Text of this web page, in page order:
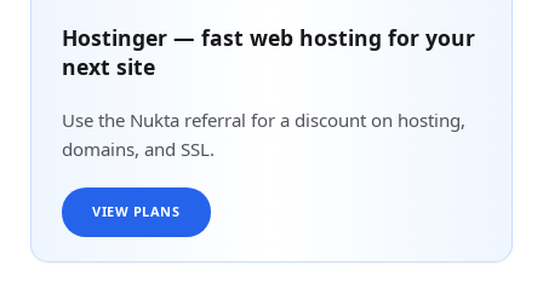
Hostinger — fast web hosting for your
next site
Use the Nukta referral for a discount on hosting,
domains, and SSL.
VIEW PLANS